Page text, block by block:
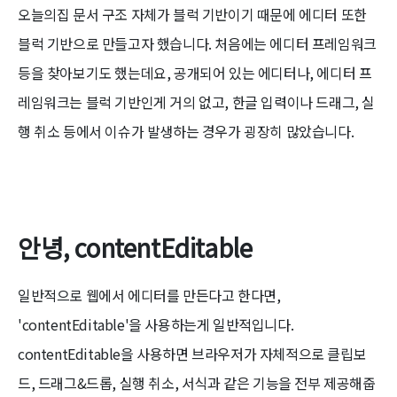
오늘의집 문서 구조 자체가 블럭 기반이기 때문에 에디터 또한
블럭 기반으로 만들고자 했습니다. 처음에는 에디터 프레임워크
등을 찾아보기도 했는데요, 공개되어 있는 에디터나, 에디터 프
레임워크는 블럭 기반인게 거의 없고, 한글 입력이나 드래그, 실
행 취소 등에서 이슈가 발생하는 경우가 굉장히 많았습니다.
안녕, contentEditable
일반적으로 웹에서 에디터를 만든다고 한다면,
'contentEditable'을 사용하는게 일반적입니다.
contentEditable을 사용하면 브라우저가 자체적으로 클립보
드, 드래그&드롭, 실행 취소, 서식과 같은 기능을 전부 제공해줍